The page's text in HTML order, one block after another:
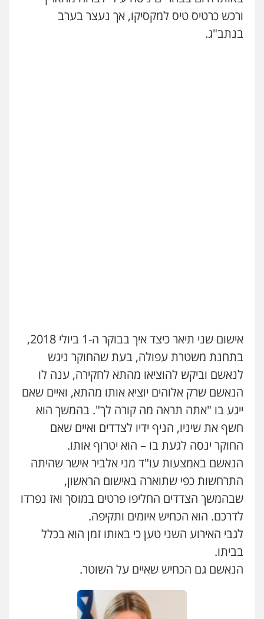
עו"ד איהאב ג'לג'ולי
מעצרים וחקירות
עו"ד זוהר ארבל
פלילי פשיעה חמורה מעצרים וחקירות
קטינים
0538788878
עו"ד אסף דוק
פלילי עבירות מין סמים והימורים פשיעה
חמורה
0526885006
ורכש כרטיס טיס למקסיקו, אך נעצר בערב
בנתב"ג.
אישום שני תיאר כיצד איך בבוקר ה-1 ביולי 2018,
בתחנת משטרת עפולה, בעת שהחוקר ניגש
לנאשם וביקש להוציאו מהתא לחקירה, ענה לו
הנאשם שרק אלוהים יוציא אותו מהתא, ואיים שאם
ייגע בו "אתה תראה מה קורה לך". בהמשך הוא
חשף את שיניו, הניף ידיו לצדדים ואיים שאם
החוקר ינסה לגעת בו – הוא יטרוף אותו.
הנאשם באמצעות עו"ד מני אלביר אישר שהיתה
התרחשות כפי שתוארה באישום הראשון,
שבהמשך הצדדים החליפו פרטים במוסך ואז נפרדו
לדרכם. הוא הכחיש איומים ותקיפה.
לגבי האירוע השני טען כי באותו זמן הוא בכלל
בביתו.
הנאשם גם הכחיש שאיים על השוטר.